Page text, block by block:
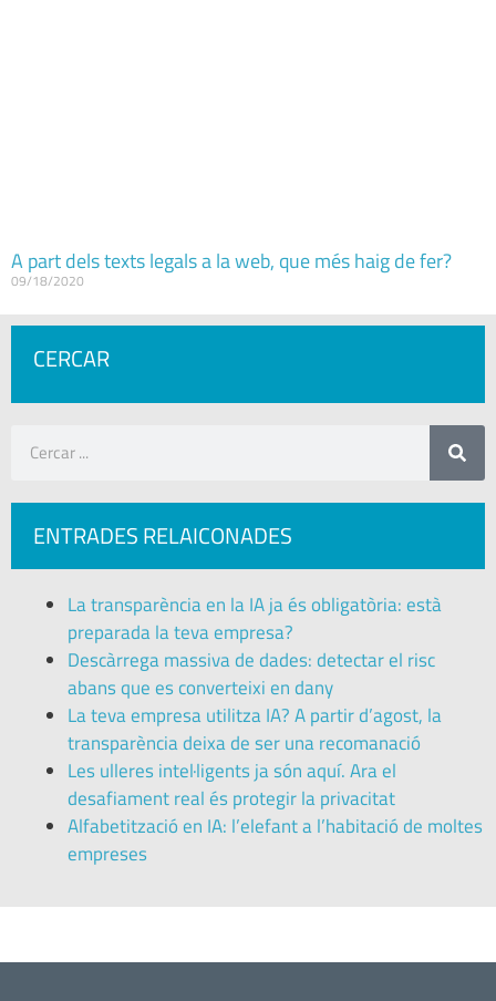
A part dels texts legals a la web, que més haig de fer?
09/18/2020
CERCAR
ENTRADES RELAICONADES
La transparència en la IA ja és obligatòria: està
preparada la teva empresa?
Descàrrega massiva de dades: detectar el risc
abans que es converteixi en dany
La teva empresa utilitza IA? A partir d’agost, la
transparència deixa de ser una recomanació
Les ulleres intel·ligents ja són aquí. Ara el
desafiament real és protegir la privacitat
Alfabetització en IA: l’elefant a l’habitació de moltes
empreses